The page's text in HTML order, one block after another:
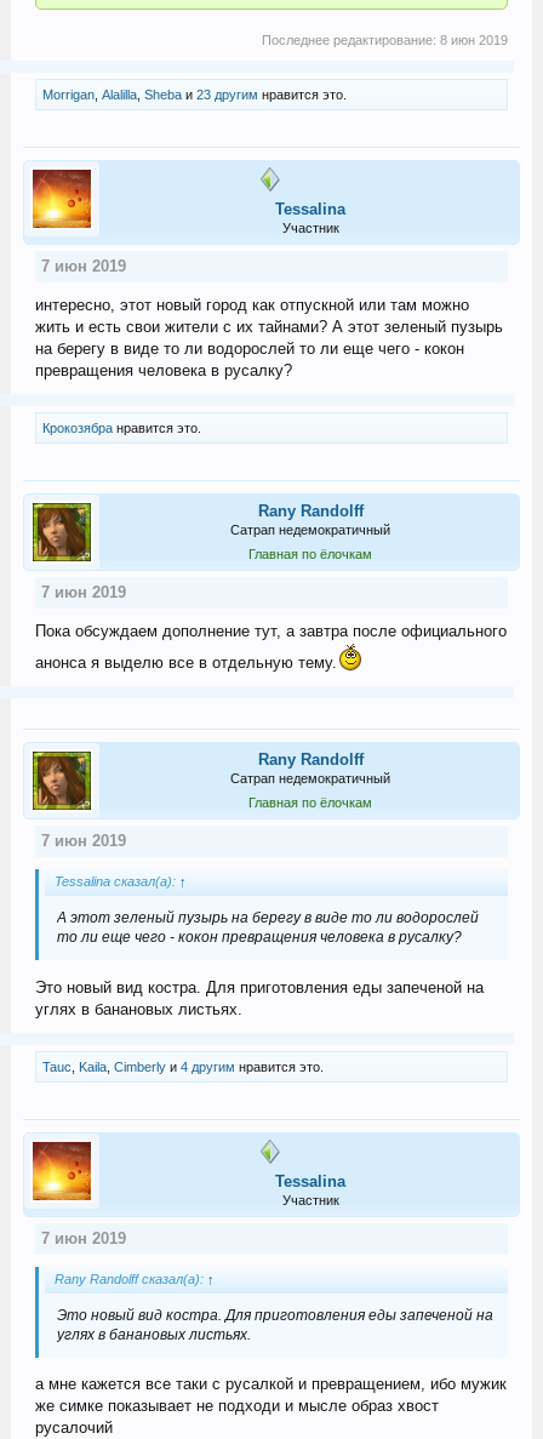
Последнее редактирование:8 июн 2019
Morrigan, Alalilla, Shebaи 23 другим нравится это.
Tessalina
Участник
7 июн 2019
интересно, этот новый город как отпускной или там можно
жить и есть свои жители с их тайнами? А этот зеленый пузырь
на берегу в виде то ли водорослей то ли еще чего - кокон
превращения человека в русалку?
Крокозябранравится это.
Rany Randolff
Сатрап недемократичный
Главная по ёлочкам
7 июн 2019
Пока обсуждаем дополнение тут, а завтра после официального
анонса я выделю все в отдельную тему.
Rany Randolff
Сатрап недемократичный
Главная по ёлочкам
7 июн 2019
Tessalina сказал(а): ↑
А этот зеленый пузырь на берегу в виде то ли водорослей
то ли еще чего - кокон превращения человека в русалку?
Это новый вид костра. Для приготовления еды запеченой на
углях в банановых листьях.
Tauc Kaila, Cimberlyи 4 другим нравится это.
Tessalina
Участник
7 июн 2019
Rany Randolff сказал(а): ↑
Это новый вид костра. Для приготовления еды запеченой на
углях в банановых листьях.
а мне кажется все таки с русалкой и превращением, ибо мужик
же симке показывает не подходи и мысле образ хвост
русалочий